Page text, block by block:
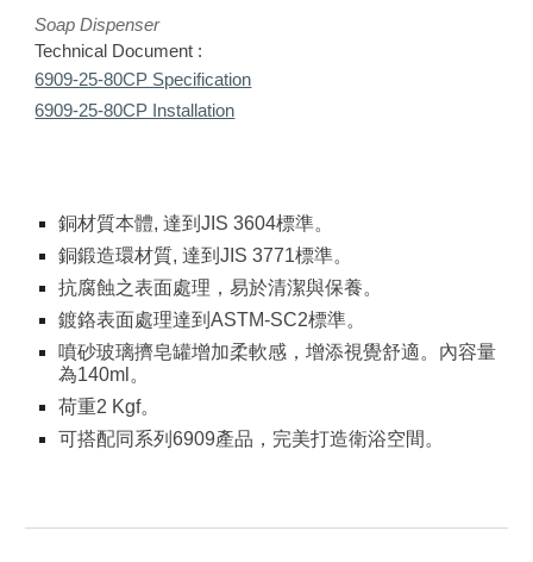
Soap Dispenser
Technical Document :
6909-25-80CP Specification
6909-25-80CP Installation
銅材質本體, 達到JIS 3604標準。
銅鍛造環材質, 達到JIS 3771標準。
抗腐蝕之表面處理，易於清潔與保養。
鍍鉻表面處理達到ASTM-SC2標準。
噴砂玻璃擠皂罐增加柔軟感，增添視覺舒適。內容量
為140ml。
荷重2 Kgf。
可搭配同系列6909產品，完美打造衛浴空間。